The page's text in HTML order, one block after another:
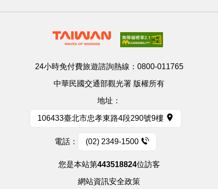
24小時免付費旅遊諮詢熱線： 0800-011765
中華民國交通部觀光署 版權所有
地址：
106433臺北市忠孝東路4段290號9樓
電話： (02) 2349-1500
您是本站第443518824位訪客
網站資訊安全政策